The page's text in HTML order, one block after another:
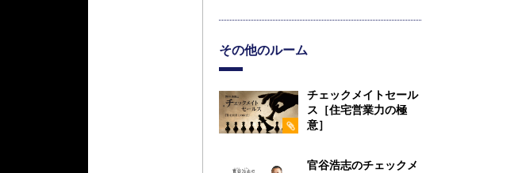
その他のルーム
チェックメイトセール
ス［住宅営業力の極
意］
官谷浩志のチェックメ